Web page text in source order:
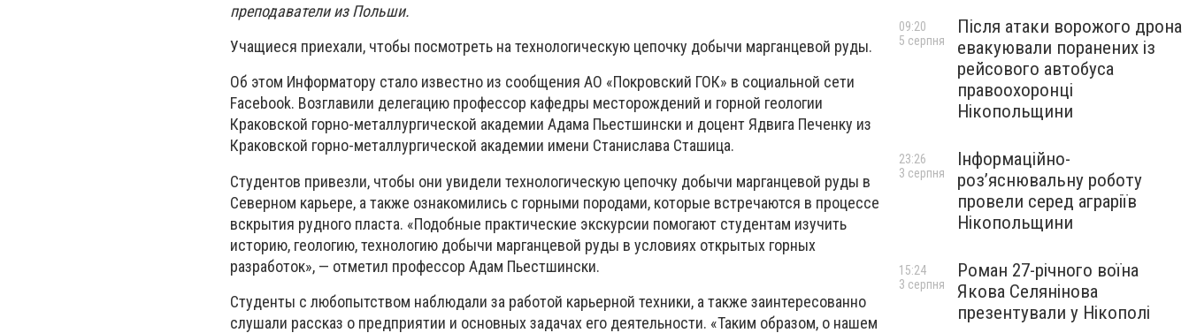
преподаватели из Польши.
Учащиеся приехали, чтобы посмотреть на технологическую цепочку добычи марганцевой руды.
Об этом Информатору стало известно из сообщения АО «Покровский ГОК» в социальной сети
Facebook. Возглавили делегацию профессор кафедры месторождений и горной геологии
Краковской горно-металлургической академии Адама Пьестшински и доцент Ядвига Печенку из
Краковской горно-металлургической академии имени Станислава Сташица.
Студентов привезли, чтобы они увидели технологическую цепочку добычи марганцевой руды в
Северном карьере, а также ознакомились с горными породами, которые встречаются в процессе
вскрытия рудного пласта. «Подобные практические экскурсии помогают студентам изучить
историю, геологию, технологию добычи марганцевой руды в условиях открытых горных
разработок», — отметил профессор Адам Пьестшински.
Студенты с любопытством наблюдали за работой карьерной техники, а также заинтересованно
слушали рассказ о предприятии и основных задачах его деятельности. «Таким образом, о нашем
Після атаки ворожого дрона
евакуювали поранених із
рейсового автобуса
правоохоронці
Нікопольщини
09:20
5 серпня
Інформаційно-
роз’яснювальну роботу
провели серед аграріїв
Нікопольщини
23:26
3 серпня
Роман 27-річного воїна
Якова Селянінова
презентували у Нікополі
15:24
3 серпня